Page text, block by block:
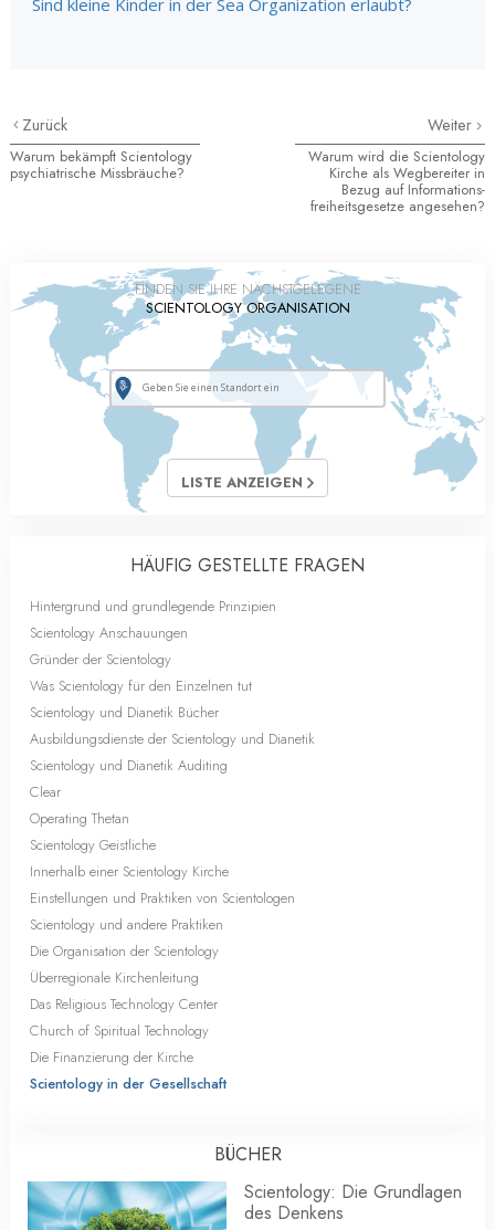
Sind kleine Kinder in der Sea Organization erlaubt?
Zurück
Warum bekämpft Scientology
psychiatrische Missbräuche?
Weiter
Warum wird die Scientology
Kirche als Wegbereiter in
Bezug auf Informations-
freiheitsgesetze angesehen?
FINDEN SIE IHRE NÄCHSTGELEGENE
SCIENTOLOGY ORGANISATION
LISTE ANZEIGEN
HÄUFIG GESTELLTE FRAGEN
Hintergrund und grundlegende Prinzipien
Scientology Anschauungen
Gründer der Scientology
Was Scientology für den Einzelnen tut
Scientology und Dianetik Bücher
Ausbildungsdienste der Scientology und Dianetik
Scientology und Dianetik Auditing
Clear
Operating Thetan
Scientology Geistliche
Innerhalb einer Scientology Kirche
Einstellungen und Praktiken von Scientologen
Scientology und andere Praktiken
Die Organisation der Scientology
Überregionale Kirchenleitung
Das Religious Technology Center
Church of Spiritual Technology
Die Finanzierung der Kirche
Scientology in der Gesellschaft
BÜCHER
Scientology: Die Grundlagen
des Denkens